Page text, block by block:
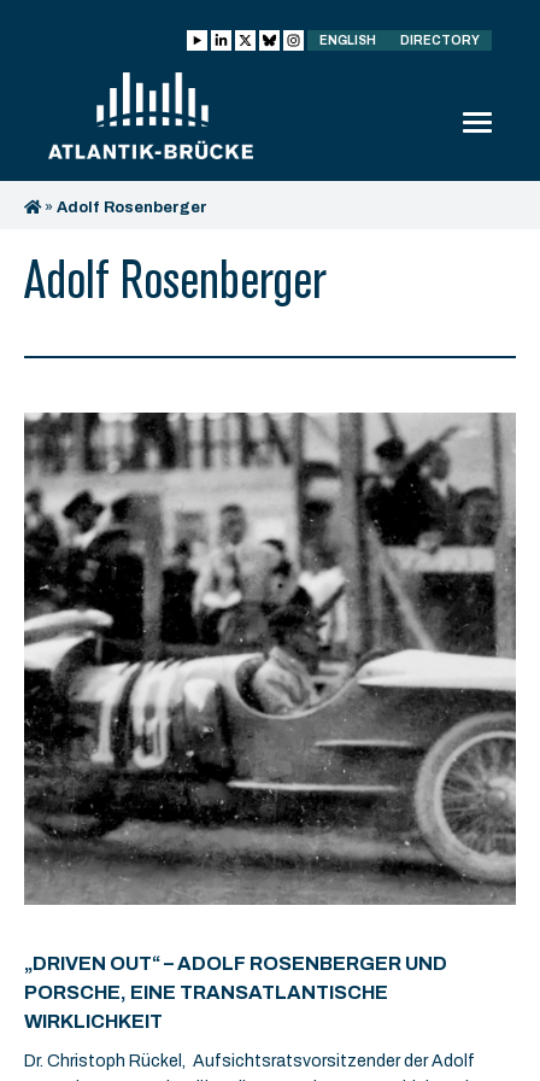
ENGLISH DIRECTORY
» Adolf Rosenberger
Adolf Rosenberger
„DRIVEN OUT“ – ADOLF ROSENBERGER UND
PORSCHE, EINE TRANSATLANTISCHE
WIRKLICHKEIT
Dr. Christoph Rückel, Aufsichtsratsvorsitzender der Adolf